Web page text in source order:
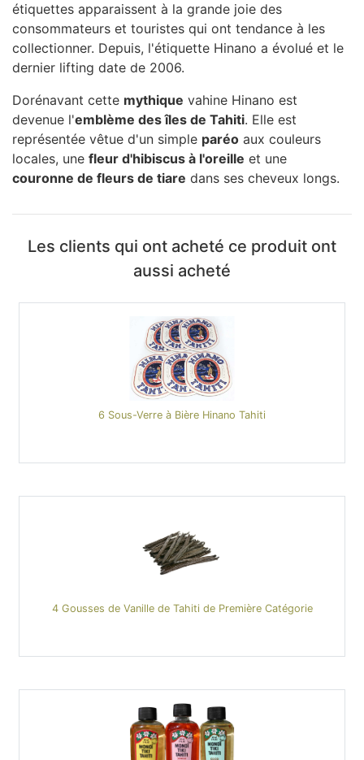
étiquettes apparaissent à la grande joie des
consommateurs et touristes qui ont tendance à les
collectionner. Depuis, l'étiquette Hinano a évolué et le
dernier lifting date de 2006.
Dorénavant cette mythique vahine Hinano est
devenue l'emblème des îles de Tahiti. Elle est
représentée vêtue d'un simple paréo aux couleurs
locales, une fleur d'hibiscus à l'oreille et une
couronne de fleurs de tiare dans ses cheveux longs.
Les clients qui ont acheté ce produit ont
aussi acheté
6 Sous-Verre à Bière Hinano Tahiti
4 Gousses de Vanille de Tahiti de Première Catégorie